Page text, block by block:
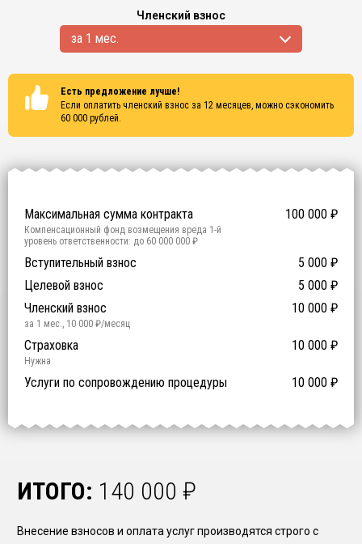
Членский взнос
за 1 мес.
Есть предложение лучше!
Если оплатить членский взнос за 12 месяцев, можно сэкономить
60 000 рублей.
Сертификаты
Максимальная сумма контракта
100 000 ₽
Компенсационный фонд возмещения вреда 1 -й
уровень ответственности: до 60 000 000 ₽
Участие в гос. тендерах и аукционах 0 ₽
Компенсационный фонд договорных обязательств
й уровень ответственности:
Вступительный взнос 5 000 ₽
Целевой взнос
5 000 ₽
Членский взнос
10 000 ₽
за 1 мес., 10 000 ₽/месяц
Предоставление специалистов НРС 0 ₽
0₽ за человека
Сертификат ISO 9001 14 500 ₽
ISO 9001
Сертификат ISO 14001 14 500 ₽
ISO 14001
Сертификат OHSAS 18001 14 500 ₽
OHSAS 18001
Страховка 10 000 ₽
Нужна
Услуги по сопровождению процедуры 10 000 ₽
ИТОГО: 140 000 ₽
Внесение взносов и оплата услуг производятся строго с